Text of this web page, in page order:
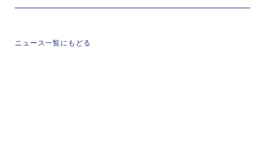
ニュース一覧にもどる